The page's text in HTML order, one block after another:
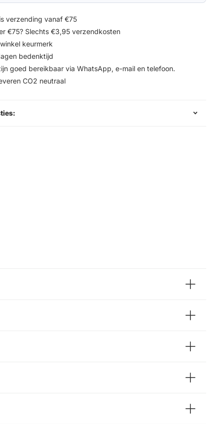
verzending vanaf €75
€75? Slechts €3,95 verzendkosten
keurmerk
bedenktijd
goed bereikbaar via WhatsApp, e-mail en telefoon.
CO2 neutraal